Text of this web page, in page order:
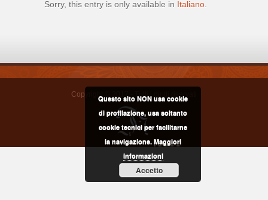
Sorry, this entry is only available in Italiano
Copyright © 2017 - Tutti i diritti riservati
Questo sito NON usa cookie
di profilazione, usa soltanto
cookie tecnici per facilitarne
la navigazione. Maggiori
informazioni
Accetto